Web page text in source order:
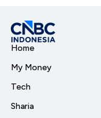
Home
My Money
Tech
Sharia